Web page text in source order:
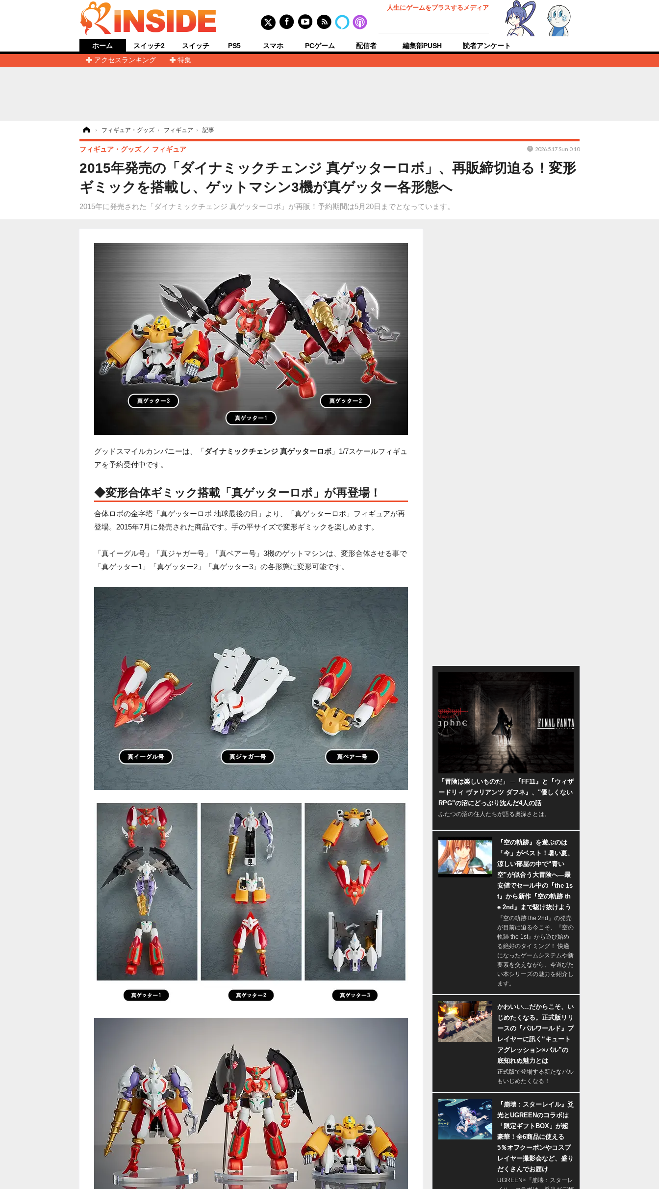
人生にゲームをプラスするメディア
ホーム
アクセスランキング
特集
スイッチ2 スイッチ PS5 スマホ PCゲーム 配信者 編集部PUSH 読者アンケート
› フィギュア・グッズ › フィギュア › 記事
2015年発売の「ダイナミックチェンジ 真ゲッターロボ」、再販締切迫る！変形
ギミックを搭載し、ゲットマシン3機が真ゲッター各形態へ
2015年に発売された「ダイナミックチェンジ 真ゲッターロボ」が再販！予約期間は5月20日までとなっています。
フィギュア・グッズ フィギュア 2026.5.17 Sun 0:10
グッドスマイルカンパニーは、「ダイナミックチェンジ 真ゲッターロボ 」1/7スケールフィギュ
アを予約受付中です。
◆変形合体ギミック搭載「真ゲッターロボ」が再登場！
合体ロボの金字塔「真ゲッターロボ 地球最後の日」より、「真ゲッターロボ」フィギュアが再
登場。2015年7月に発売された商品です。手の平サイズで変形ギミックを楽しめます。
「真イーグル号」「真ジャガー号」「真ベアー号」3機のゲットマシンは、変形合体させる事で
「真ゲッター1」「真ゲッター2」「真ゲッター3」の各形態に変形可能です。
「冒険は楽しいものだ」 ─『FF11』と『ウィザ
ードリィ ヴァリアンツ ダフネ』、"優しくない
RPG"の沼にどっぷり沈んだ4人の話
ふたつの沼の住人たちが語る奥深さとは。
『空の軌跡』を遊ぶのは
「今」がベスト！暑い夏、
涼しい部屋の中で“青い
空”が似合う大冒険へ―最
安値でセール中の『the 1s
t』から新作『空の軌跡 th
e 2nd』まで駆け抜けよう
『空の軌跡 the 2nd』の発売
が目前に迫る今こそ、『空の
軌跡 the 1st』から遊び始め
る絶好のタイミング！ 快適
になったゲームシステムや新
要素を交えながら、今遊びた
い本シリーズの魅力を紹介し
ます。
かわいい…だからこそ、い
じめたくなる。正式版リリ
ースの『パルワールド』プ
レイヤーに訊く“キュート
アグレッション×パル”の
底知れぬ魅力とは
正式版で登場する新たなパル
もいじめたくなる！
『崩壊：スターレイル』爻
光とUGREENのコラボは
「限定ギフトBOX」が超
豪華！全6商品に使える
5％オフクーポンやコスプ
レイヤー撮影会など、盛り
だくさんでお届け
UGREEN×『崩壊：スターレ